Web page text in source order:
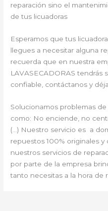
reparación sino el
de tus licuadoras
Esperamos que tus
llegues a necesitar alguna
recuerda que en nuestra
LAVASECADORAS tendrás
confiable, contáctanos y
Solucionamos problemas
como: No enciende, no
(…) Nuestro servicio es a
repuestos 100% originales
nuestros servicios de
por parte de la empresa
tanto necesitas a la hora de